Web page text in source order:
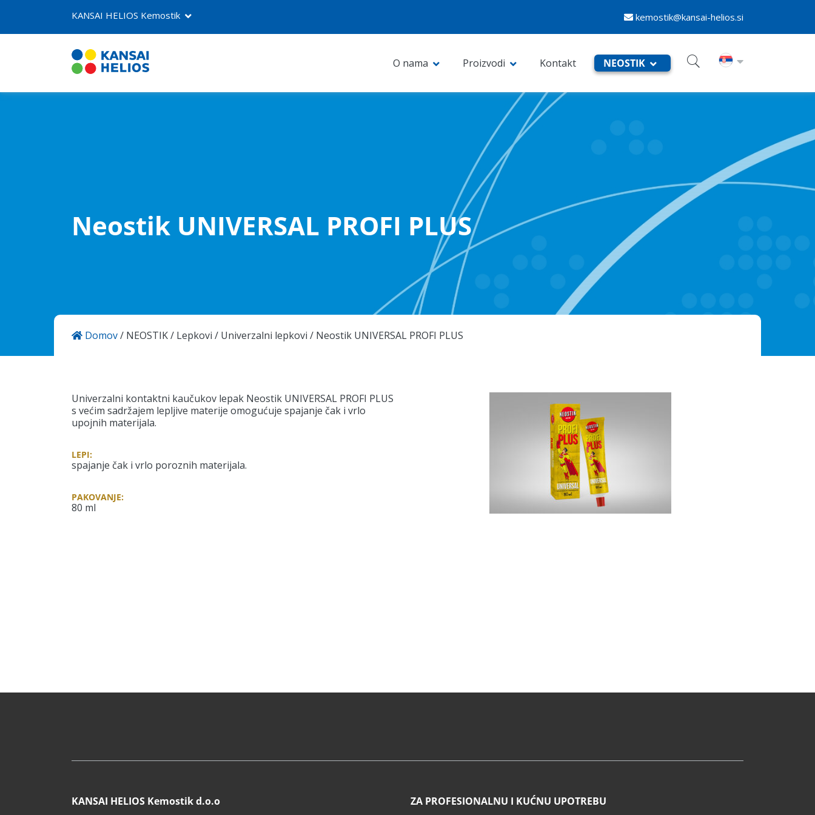
KANSAI HELIOS Kemostik kemostik@kansai-helios.si
O nama Proizvodi Kontakt NEOSTIK
Neostik UNIVERSAL PROFI PLUS
Domov/ NEOSTIK/ Lepkovi / Univerzalni lepkovi / Neostik UNIVERSAL PROFI PLUS
Univerzalni kontaktni kaučukov lepak Neostik UNIVERSAL PROFI PLUS
s većim sadržajem lepljive materije omogućuje spajanje čak i vrlo
upojnih materijala.
LEPI:
spajanje čak i vrlo poroznih materijala.
PAKOVANJE:
80 ml
KANSAI HELIOS Kemostik d.o.o ZA PROFESIONALNU I KUĆNU UPOTREBU